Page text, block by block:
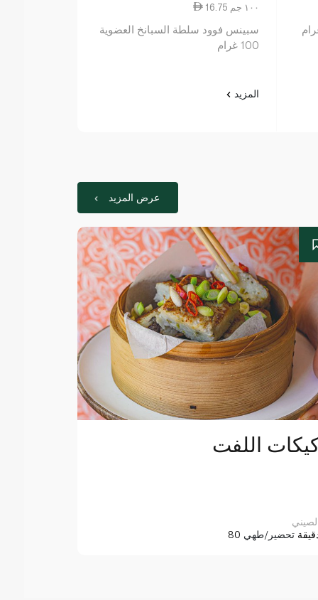
16.75 ١٠٠ جم
سبينس فوود سلطة السبانخ العضوية
100 غرام
المزيد
عرض المزيد
اللفت
دقيقة تحضير/طهي